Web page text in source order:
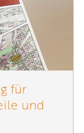
für
und